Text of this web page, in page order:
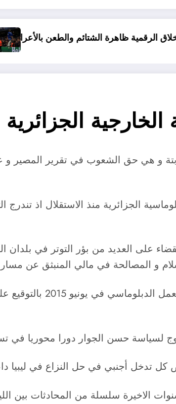
والطعن بالأعراض بسبب الاختلاف بالراي
كرة القدم جنون
الخارجية الجزائرية
ثابتة و هي حق الشعوب في تقرير المصير
الجزائرية منذ الاستقلال اذ
على العديد من بؤر التوتر في بلدان
و المصالحة في مالي المنبثق عن مسار
و توجت الوساطة
حسن الجوار دورا محوريا في تسوية
تدخل أجنبي في حل النزاع في ليبيا
الاخيرة سلسلة من المحادثات بين